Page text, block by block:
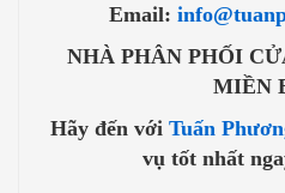
Email:
NHÀ PHÂN PHỐI
MIỀN
Hãy đến với Tuấn
vụ tốt nhất